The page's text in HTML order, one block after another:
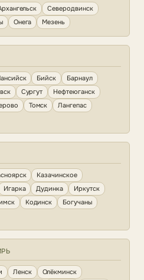
Северодвинск
Онега Мезень
Бийск
Барнаул
Сургут
Нефтеюганск
Томск
Лангепас
Казачинское
Игарка Дудинка
Иркутск
Кодинск
Богучаны
Ленск
Олёкминск